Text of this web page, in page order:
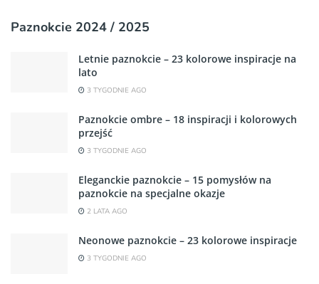
Paznokcie 2024 / 2025
Letnie paznokcie – 23 kolorowe inspiracje na
lato
3 TYGODNIE AGO
Paznokcie ombre – 18 inspiracji i kolorowych
przejść
3 TYGODNIE AGO
Eleganckie paznokcie – 15 pomysłów na
paznokcie na specjalne okazje
2 LATA AGO
Neonowe paznokcie – 23 kolorowe inspiracje
3 TYGODNIE AGO